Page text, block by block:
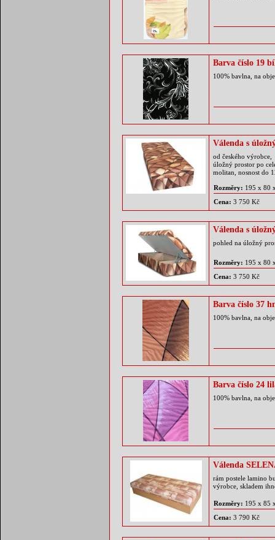
Barva číslo 19
100% bavlna, na
Válenda s
od českého výrobce,
úložný prostor po
molitan, nosnost do
Rozměry: 195 x 80
Cena: 3 750 Kč
Válenda s
pohled na úložný
Rozměry: 195 x 80
Cena: 3 750 Kč
Barva číslo 37
100% bavlna, na
Barva číslo 24
100% bavlna, na
Válenda
rám postele lamino
výrobce, skladem
Rozměry: 195 x 85
Cena: 3 790 Kč